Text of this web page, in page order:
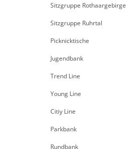
Sitzgruppe Rothaargebirge
Sitzgruppe Ruhrtal
Picknicktische
Jugendbank
Trend Line
Young Line
Citiy Line
Parkbank
Rundbank